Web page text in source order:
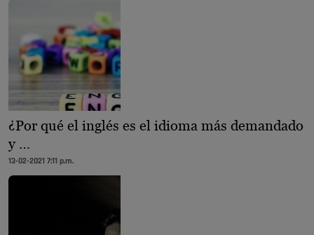
¿Por qué el inglés es el idioma más demandado
y …
13-02-2021 7:11 p.m.